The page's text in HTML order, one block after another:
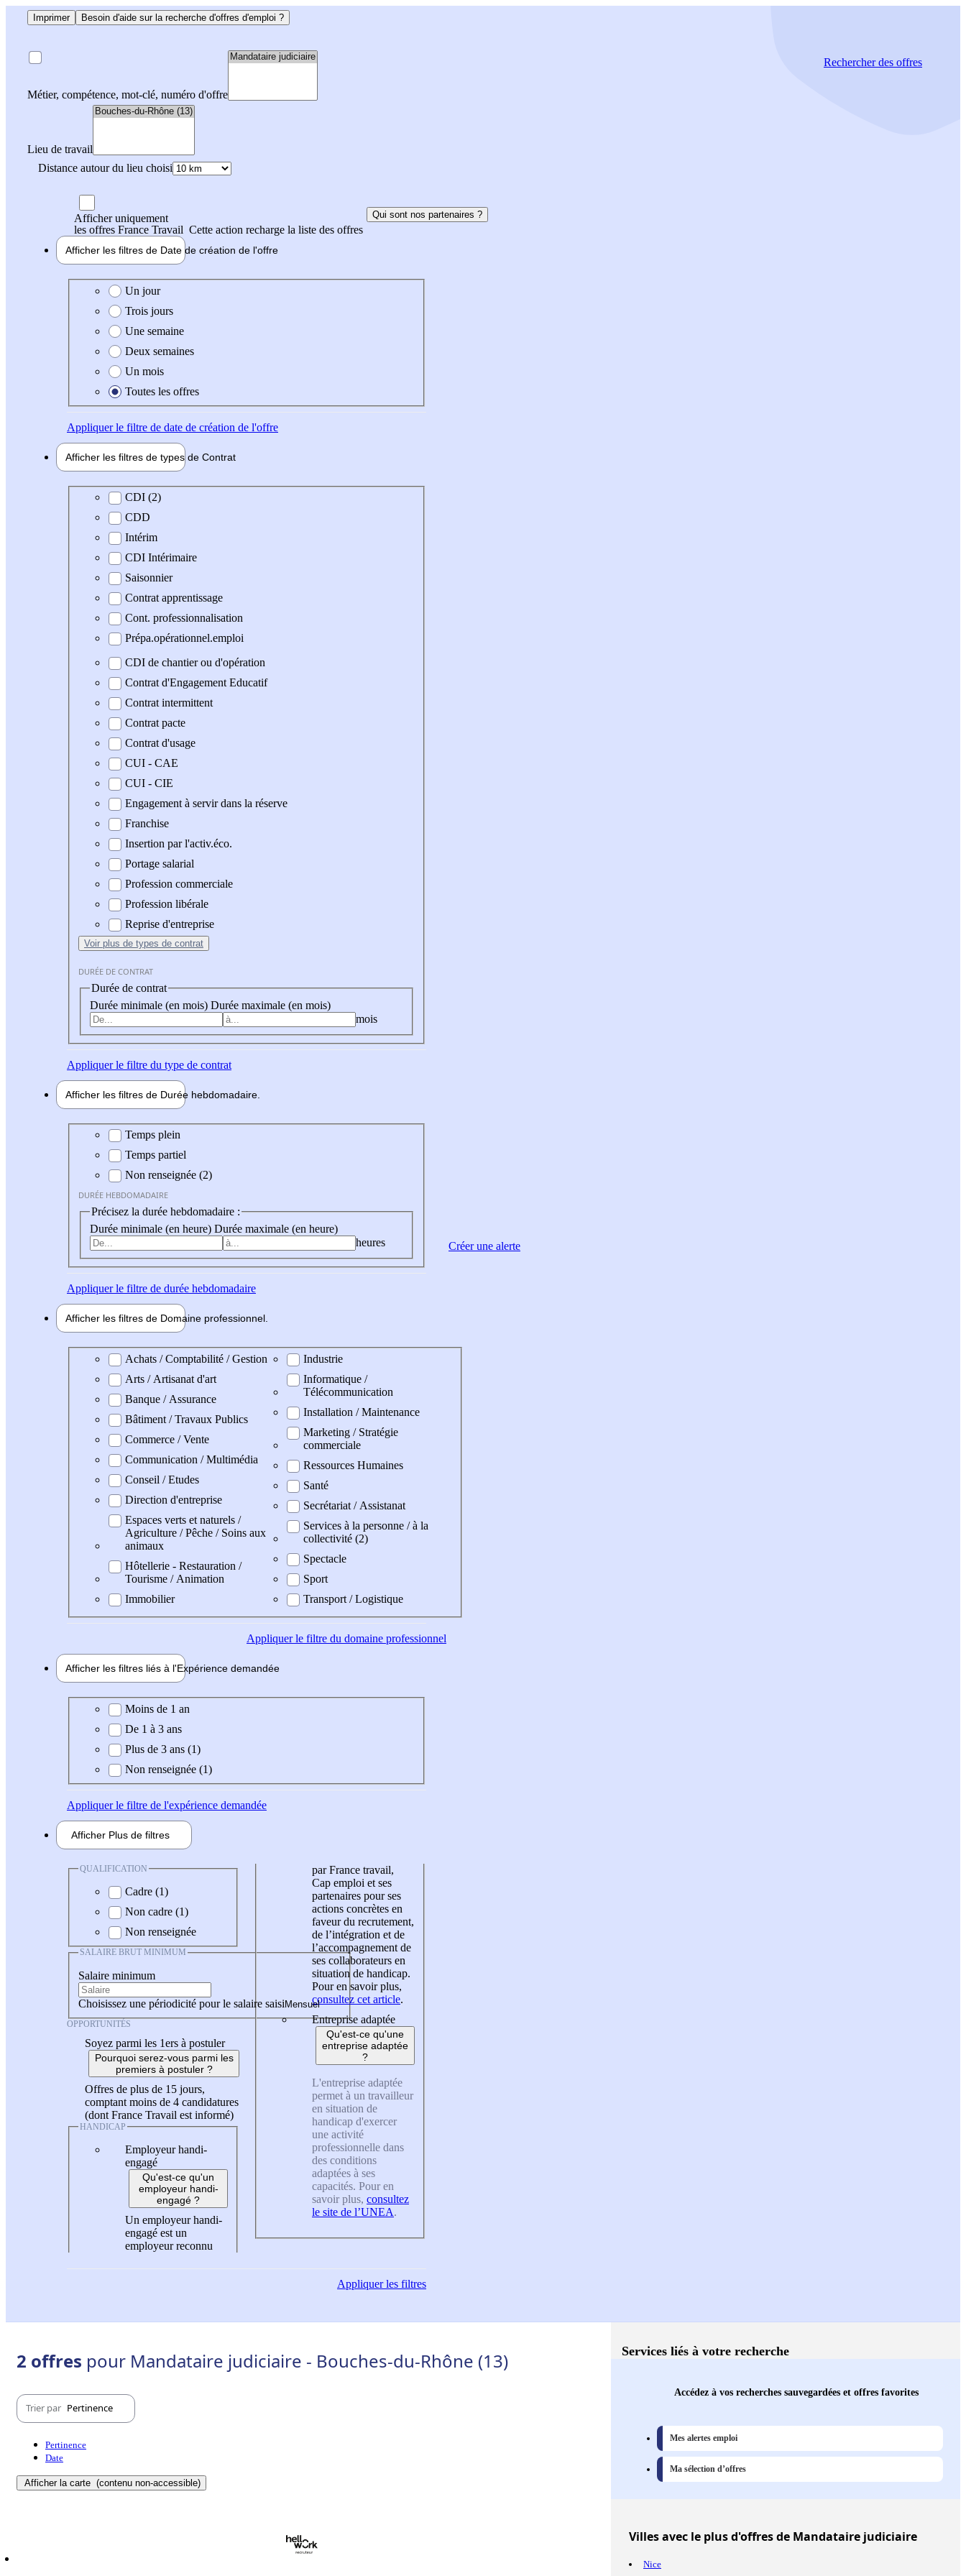
Imprimer Besoin d'aide sur la recherche d'offres d'emploi ?
Métier, compétence, mot-clé, numéro d'offre
Lieu de travail
Distance autour du lieu choisi
Rechercherdes offres
Afficher uniquement
les offres France Travail Cette action recharge la liste des offres
Qui sont nos partenaires ?
Afficher les filtres de Date de création de l'offre
Date de création de l'offre
Un jour
Trois jours
Une semaine
Deux semaines
Un mois
Toutes les offres
Appliquerle filtre de date de création de l'offre
Afficher les filtres de types de Contrat
Type de contrat
CDI (2)
CDD
Intérim
CDI Intérimaire
Saisonnier
Contrat apprentissage
Cont. professionnalisation
Prépa.opérationnel.emploi
CDI de chantier ou d'opération
Contrat d'Engagement Educatif
Contrat intermittent
Contrat pacte
Contrat d'usage
CUI - CAE
CUI - CIE
Engagement à servir dans la réserve
Franchise
Insertion par l'activ.éco.
Portage salarial
Profession commerciale
Profession libérale
Reprise d'entreprise
Voir plus de types de contrat
DURÉE DE CONTRAT
Durée de contrat
Durée minimale (en mois) Durée maximale (en mois)
mois
Appliquerle filtre du type de contrat
Afficher les filtres de Durée hebdomadaire
Durée hebdomadaire
Temps plein
Temps partiel
Non renseignée (2)
DURÉE HEBDOMADAIRE
Précisez la durée hebdomadaire :
Durée minimale (en heure) Durée maximale (en heure)
heures
Appliquerle filtre de durée hebdomadaire
Afficher les filtres de Domaine professionnel
Domaine professionel
Achats / Comptabilité / Gestion
Arts / Artisanat d'art
Banque / Assurance
Bâtiment / Travaux Publics
Commerce / Vente
Communication / Multimédia
Conseil / Etudes
Direction d'entreprise
Espaces verts et naturels /
Agriculture / Pêche / Soins aux
animaux
Hôtellerie - Restauration /
Tourisme / Animation
Immobilier
Industrie
Informatique /
Télécommunication
Installation / Maintenance
Marketing / Stratégie
commerciale
Ressources Humaines
Santé
Secrétariat / Assistanat
Services à la personne / à la
collectivité (2)
Spectacle
Sport
Transport / Logistique
Appliquerle filtre du domaine professionnel
Afficher les filtres liés à l'Expérience demandée
Expérience demandée
Moins de 1 an
De 1 à 3 ans
Plus de 3 ans (1)
Non renseignée (1)
Appliquerle filtre de l'expérience demandée
Afficher Plus de filtres
QUALIFICATION
Cadre (1)
Non cadre (1)
Non renseignée
SALAIRE BRUT MINIMUM
Salaire minimum
Choisissez une périodicité pour le salaire saisi
OPPORTUNITÉS
Soyez parmi les 1ers à postuler
Pourquoi serez-vous parmi les
premiers à postuler ?
Offres de plus de 15 jours,
comptant moins de 4 candidatures
(dont France Travail est informé)
HANDICAP
Employeur handi-
engagé
Qu'est-ce qu'un
employeur handi-
engagé ?
Un employeur handi-
engagé est un
employeur reconnu
par France travail,
Cap emploi et ses
partenaires pour ses
actions concrètes en
faveur du recrutement,
de l’intégration et de
l’accompagnement de
ses collaborateurs en
situation de handicap.
Pour en savoir plus,
consultez cet article.
Entreprise adaptée
Qu'est-ce qu'une
entreprise adaptée
?
L'entreprise adaptée
permet à un travailleur
en situation de
handicap d'exercer
une activité
professionnelle dans
des conditions
adaptées à ses
capacités. Pour en
savoir plus, consultez
le site de l’UNEA.
Appliquerles filtres
Créer une alerte
2 offres pour Mandataire judiciaire - Bouches-du-Rhône (13)
Trier par Pertinence
Pertinence
Date
Afficher la carte (contenu non-accessible)
Services liés à votre recherche
Accédez à vos recherches sauvegardées et offres favorites
Mes alertes emploi
Ma sélection d’offres
Villesavec le plus d'offres de Mandataire judiciaire
Nice